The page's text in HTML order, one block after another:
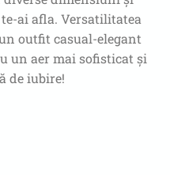
ai afla. Versatilitatea
outfit casual-elegant
un aer mai sofisticat și
de iubire!